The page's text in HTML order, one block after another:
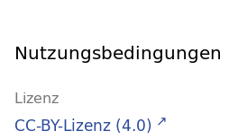
Nutzungsbedingungen
Lizenz
CC-BY-Lizenz (4.0)